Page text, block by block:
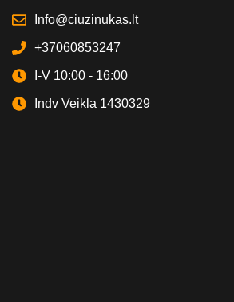
Info@ciuzinukas.lt
+37060853247
I-V 10:00 - 16:00
Indv Veikla 1430329